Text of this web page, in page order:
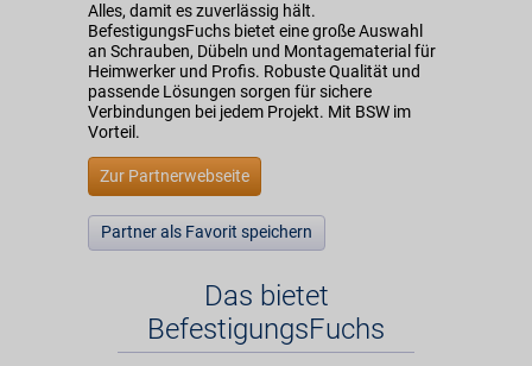
Alles, damit es zuverlässig hält.
BefestigungsFuchs bietet eine große Auswahl
an Schrauben, Dübeln und Montagematerial für
Heimwerker und Profis. Robuste Qualität und
passende Lösungen sorgen für sichere
Verbindungen bei jedem Projekt. Mit BSW im
Vorteil.
Zur Partnerwebseite
Partner als Favorit speichern
Das bietet
BefestigungsFuchs